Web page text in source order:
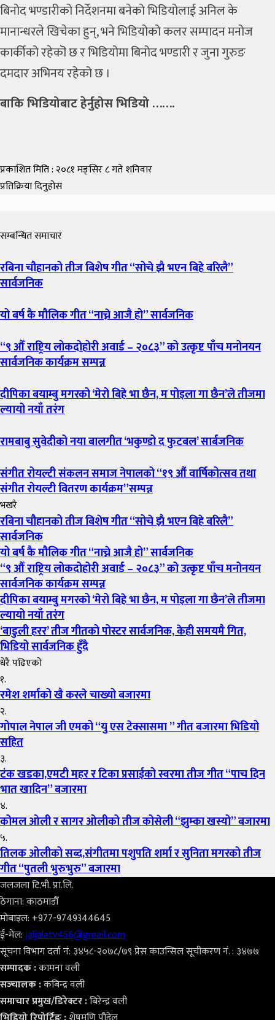
बिनोद भण्डारीको निर्देशनमा बनेको भिडियोलाई अनिल के
मानान्धरले खिचेका हुन्, भने भिडियोको कलर सम्पादन मनोज
कार्कीको रहेकॊ छ र भिडियोमा बिनोद भण्डारी र जुना गुरुङ
दमदार अभिनय रहेको छ ।
बाकि भिडियोबाट हेर्नुहोस भिडियो …….
प्रकाशित मिति : २०८१ मङ्सिर ८ गते शनिवार
प्रतिक्रिया दिनुहोस
सम्बन्धित समाचार
रबिना चौहानको तीज बिशेष गीत “सोचे झै भएन बिहे बरिलै”
सार्वजनिक
यो बर्ष कै मौलिक गीत “नाच्ने आजै हो” सार्वजनिक
“९ औँ राष्ट्रिय लोकदोहोरी अवार्ड – २०८३” को उत्कृष्ट पाँच मनोनयन
सार्वजनिक कार्यक्रम सम्पन्न
दीपिका बयाम्बु मगरको ‘मेरो बिहे भा छैन, म पोइला गा छैन’ले तीजमा
ल्यायो नयाँ तरंग
रामबाबु सुवेदीको नया बालगीत ‘भकुण्डो द फुटबल’ सार्बजनिक
संगीत रोयल्टी संकलन समाज नेपालको “१९ औं वार्षिकोत्सव तथा
संगीत रोयल्टी वितरण कार्यक्रम”सम्पन्न
भखरै
रबिना चौहानको तीज बिशेष गीत “सोचे झै भएन बिहे बरिलै”
सार्वजनिक
यो बर्ष कै मौलिक गीत “नाच्ने आजै हो” सार्वजनिक
“९ औँ राष्ट्रिय लोकदोहोरी अवार्ड – २०८३” को उत्कृष्ट पाँच मनोनयन
सार्वजनिक कार्यक्रम सम्पन्न
दीपिका बयाम्बु मगरको ‘मेरो बिहे भा छैन, म पोइला गा छैन’ले तीजमा
ल्यायो नयाँ तरंग
‘बाडुली हरर’ तीज गीतको पोस्टर सार्वजनिक, केही समयमै गित,
भिडियो सार्वजनिक हुँदै
धेरै पढिएको
१.
रमेश शर्माको खै कस्ले चाख्यो बजारमा
२.
गोपाल नेपाल जी एमको “यु एस टेक्सासमा ” गीत बजारमा भिडियो
सहित
३.
टंक खडका,एमटी महर र टिका प्रसाईको स्वरमा तीज गीत “पाच दिन
भात खादिन” बजारमा
४.
कोमल ओली र सागर ओलीको तीज कोसेली “झुम्का खस्यो” बजारमा
५.
तिलक ओलीको सब्द,संगीतमा पशुपति शर्मा र सुनिता मगरको तीज
गीत “पुतली भुरुभुरु” बजारमा
जलजला टि.भी. प्रा.लि.
ठेगाना: काठमाडौँ
मोबाइल: +977-9749344645
ई-मेल:jaljalatv456@gmail.com
सूचना विभाग दर्ता नं: ३४५८-२०७८/७९ प्रेस काउन्सिल सूचीकरण नं. : ३४७७
सम्पादक :कामना वली
सञ्‍चालक :कबिन्द्र वली
समाचार प्रमुख/डिरेक्टर :बिरेन्द्र वली